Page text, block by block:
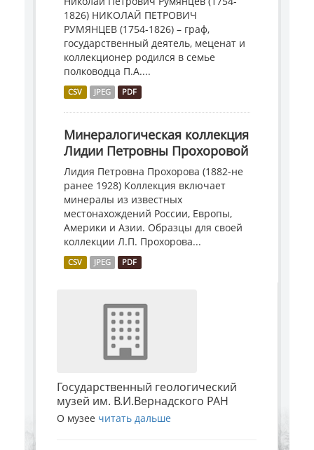
1826) НИКОЛАЙ ПЕТРОВИЧ
РУМЯНЦЕВ (1754-1826) – граф,
государственный деятель, меценат и
коллекционер родился в семье
полководца П.А....
CSV JPEG PDF
Минералогическая коллекция
Лидии Петровны Прохоровой
Лидия Петровна Прохорова (1882-не
ранее 1928) Коллекция включает
минералы из известных
местонахождений России, Европы,
Америки и Азии. Образцы для своей
коллекции Л.П. Прохорова...
CSV JPEG PDF
Государственный геологический
музей им. В.И.Вернадского РАН
О музее читать дальше